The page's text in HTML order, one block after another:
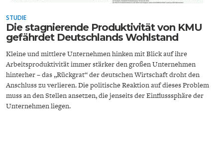
INDUSTRIEPOLITIK
ENERGIE & UMWELT
STUDIE
Die stagnierende Produktivität von KMU
gefährdet Deutschlands Wohlstand
Kleine und mittlere Unternehmen hinken mit Blick auf ihre
Arbeitsproduktivität immer stärker den großen Unternehmen
hinterher – das „Rückgrat“ der deutschen Wirtschaft droht den
Anschluss zu verlieren. Die politische Reaktion auf dieses Problem
muss an den Stellen ansetzen, die jenseits der Einflusssphäre der
Unternehmen liegen.